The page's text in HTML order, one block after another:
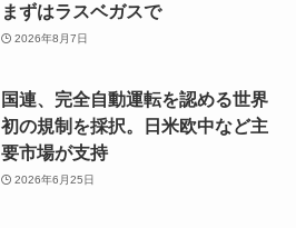
まずはラスベガスで
2026年8月7日
国連、完全自動運転を認める世界
初の規制を採択。日米欧中など主
要市場が支持
2026年6月25日